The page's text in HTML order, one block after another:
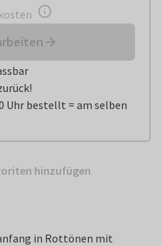
Uhr bestellt = am selben
hinzufügen
in Rottönen mit